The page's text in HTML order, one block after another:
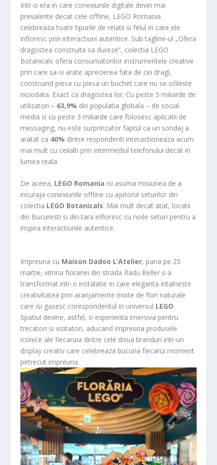
Intr-o era in care conexiunile digitale devin mai
prevalente decat cele offline, LEGO Romania
celebreaza toate tipurile de relatii si felul in care ele
infloresc prin interactiuni autentice. Sub tagline-ul „Ofera
dragostea construita sa dureze”, colectia LEGO
Botanicals ofera consumatorilor instrumentele creative
prin care sa-si arate aprecierea fata de cei dragi,
construind piesa cu piesa un buchet care nu se ofileste
niciodata. Exact ca dragostea lor. Cu peste 5 miliarde de
utilizatori – 63,9% din populatia globala – de social
media si cu peste 3 miliarde care folosesc aplicatii de
messaging, nu este surprinzator faptul ca un sondaj a
aratat ca 40% dintre respondenti interactioneaza acum
mai mult cu ceilalti prin intermediul telefonului decat in
lumea reala.
De aceea, LEGO Romania isi asuma misiunea de a
incuraja conexiunile offline cu ajutorul seturilor din
colectia LEGO Botanicals. Mai mult decat atat, locatii
din Bucuresti si din tara infloresc cu noile seturi pentru a
inspira interactiunile autentice.
Impreuna cu Maison Dadoo L’Atelier, pana pe 25
martie, vitrina florariei din strada Radu Beller s-a
transformat intr-o instalatie in care eleganta intalneste
creativitatea prin aranjamente mixte de flori naturale
care isi gasesc corespondentul in universul LEGO.
Spatiul devine, astfel, o experienta imersiva pentru
trecatori si vizitatori, aducand impreuna produsele
iconice ale fiecaruia dintre cele doua branduri intr-un
display creativ care celebreaza bucuria fiecarui moment
petrecut impreuna.